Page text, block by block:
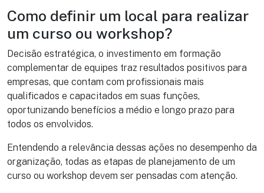
Como definir um local para realizar
um curso ou workshop?
Decisão estratégica, o investimento em formação
complementar de equipes traz resultados positivos para
empresas, que contam com profissionais mais
qualificados e capacitados em suas funções,
oportunizando benefícios a médio e longo prazo para
todos os envolvidos.
Entendendo a relevância dessas ações no desempenho da
organização, todas as etapas de planejamento de um
curso ou workshop devem ser pensadas com atenção.